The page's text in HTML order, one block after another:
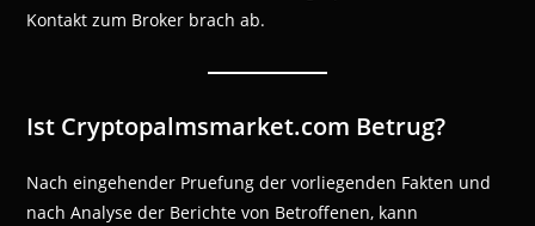
Kontakt zum Broker brach ab.
Ist Cryptopalmsmarket.com Betrug?
Nach eingehender Pruefung der vorliegenden Fakten und
nach Analyse der Berichte von Betroffenen, kann